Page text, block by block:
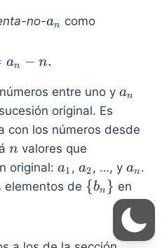
no-a
an como
\phi(n) = a_n-n.
an − n.
entre uno y a
n
an
original. Es
con los números desde
n
n valores que
original: a
_
a1 , a
_
a2 , …, y a
_
n
an .
elementos de \
{bn } en